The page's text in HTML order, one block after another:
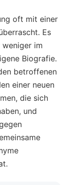
oft mit einer
Es
im
Biografie.
betroffenen
einer neuen
die sich
und